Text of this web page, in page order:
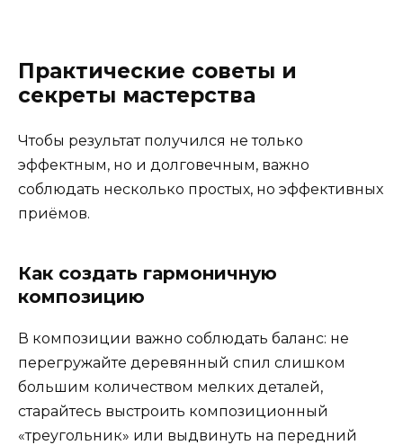
Практические советы и
секреты мастерства
Чтобы результат получился не только
эффектным, но и долговечным, важно
соблюдать несколько простых, но эффективных
приёмов.
Как создать гармоничную
композицию
В композиции важно соблюдать баланс: не
перегружайте деревянный спил слишком
большим количеством мелких деталей,
старайтесь выстроить композиционный
«треугольник» или выдвинуть на передний